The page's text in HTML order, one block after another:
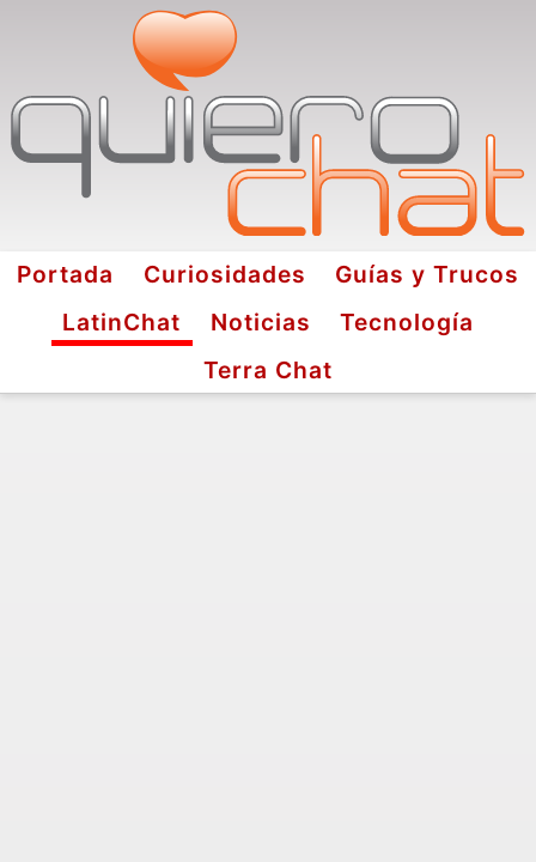
Portada Curiosidades
Guías y Trucos
LatinChat
Noticias
Tecnología
Terra Chat